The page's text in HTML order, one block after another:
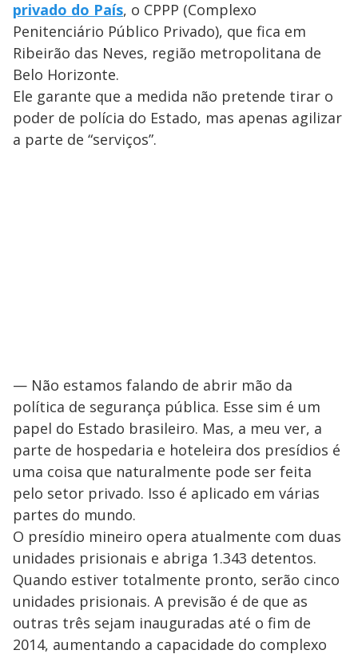
privado do País, o CPPP (Complexo
Penitenciário Público Privado), que fica em
Ribeirão das Neves, região metropolitana de
Belo Horizonte.
Ele garante que a medida não pretende tirar o
poder de polícia do Estado, mas apenas agilizar
a parte de “serviços”.
— Não estamos falando de abrir mão da
política de segurança pública. Esse sim é um
papel do Estado brasileiro. Mas, a meu ver, a
parte de hospedaria e hoteleira dos presídios é
uma coisa que naturalmente pode ser feita
pelo setor privado. Isso é aplicado em várias
partes do mundo.
O presídio mineiro opera atualmente com duas
unidades prisionais e abriga 1.343 detentos.
Quando estiver totalmente pronto, serão cinco
unidades prisionais. A previsão é de que as
outras três sejam inauguradas até o fim de
2014, aumentando a capacidade do complexo